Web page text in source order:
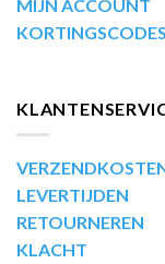
MIJN ACCOUNT
KORTINGSCODES
LEVERTIJDEN
RETOURNEREN
KLACHT